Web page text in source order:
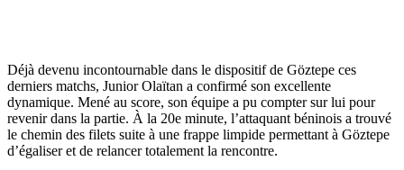
Déjà devenu incontournable dans le dispositif de Göztepe ces
derniers matchs, Junior Olaïtan a confirmé son excellente
dynamique. Mené au score, son équipe a pu compter sur lui pour
revenir dans la partie. À la 20e minute, l’attaquant béninois a trouvé
le chemin des filets suite à une frappe limpide permettant à Göztepe
d’égaliser et de relancer totalement la rencontre.